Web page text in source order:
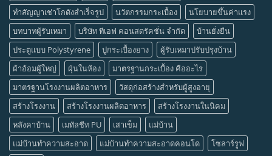
ทำสัญญาเช่าโกดังสำเร็จรูป
นวัตกรรมกระเบื้อง
นโยบายขึ้นค่าแรง
บทบาทผู้รับเหมา
บริษัท ทีเอฟ คอนสตรัคชั่น จำกัด
บ้านยั่งยืน
ประตูแบบ Polystyrene
ปูกระเบื้องยาง
ผู้รับเหมาปรับปรุงบ้าน
ผ้าอ้อมผู้ใหญ่
ฝุ่นในห้อง
มาตรฐานกระเบื้อง คืออะไร
มาตรฐานโรงงานผลิตอาหาร
วัสดุก่อสร้างสำหรับผู้สูงอายุ
สร้างโรงงาน
สร้างโรงงานผลิตอาหาร
สร้างโรงงานในนิคม
หลังคาบ้าน
เมทัลชีท PU เสาเข็ม
แม่บ้าน
แม่บ้านทำความสะอาด
แม่บ้านทำความสะอาดคอนโด
โซลาร์รูฟ